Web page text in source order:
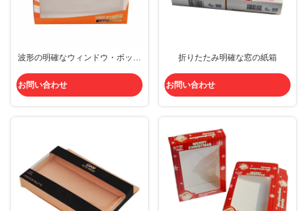
波形の明確なウィンドウ・ボック
お問い合わせ
折りたたみ明確な窓の紙箱
お問い合わせ